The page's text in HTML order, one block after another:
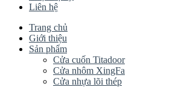
Liên hệ
Trang chủ
Giới thiệu
Sản phẩm
Cửa cuốn Titadoor
Cửa nhôm XingFa
Cửa nhựa lõi thép